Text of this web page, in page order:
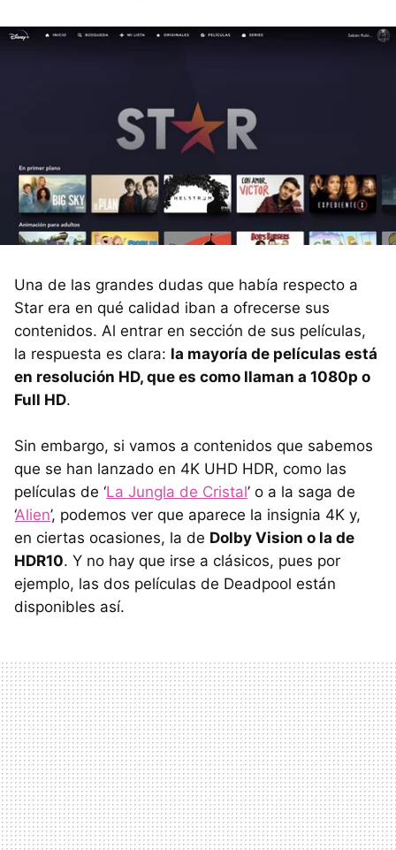
Una de las grandes dudas que había respecto a
Star era en qué calidad iban a ofrecerse sus
contenidos. Al entrar en sección de sus películas,
la respuesta es clara: la mayoría de películas está
en resolución HD, que es como llaman a 1080p o
Full HD.
Sin embargo, si vamos a contenidos que sabemos
que se han lanzado en 4K UHD HDR, como las
películas de ‘La Jungla de Cristal’ o a la saga de
‘Alien’, podemos ver que aparece la insignia 4K y,
en ciertas ocasiones, la de Dolby Vision o la de
HDR10. Y no hay que irse a clásicos, pues por
ejemplo, las dos películas de Deadpool están
disponibles así.